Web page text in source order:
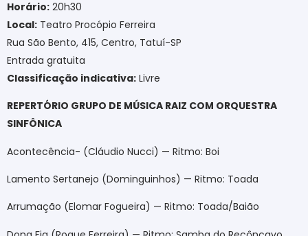
Horário: 20h30
Local: Teatro Procópio Ferreira
Rua São Bento, 415, Centro, Tatuí-SP
Entrada gratuita
Classificação indicativa: Livre
REPERTÓRIO GRUPO DE MÚSICA RAIZ COM ORQUESTRA
SINFÔNICA
Acontecência- (Cláudio Nucci) — Ritmo: Boi
Lamento Sertanejo (Dominguinhos) — Ritmo: Toada
Arrumação (Elomar Fogueira) — Ritmo: Toada/Baião